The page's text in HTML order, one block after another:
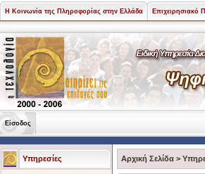
Η Κοινωνία της Πληροφορίας στην Ελλάδα
Είσοδος
Υπηρεσίες Αρχική Σελίδα >